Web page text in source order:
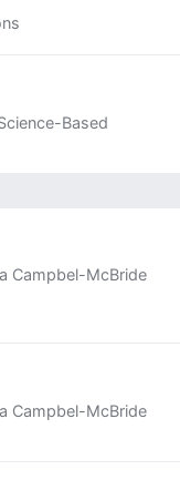
Based
Campbel-McBride
Campbel-McBride